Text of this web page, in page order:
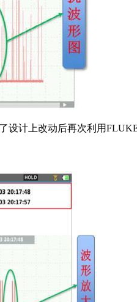
设计上改动后再次利用